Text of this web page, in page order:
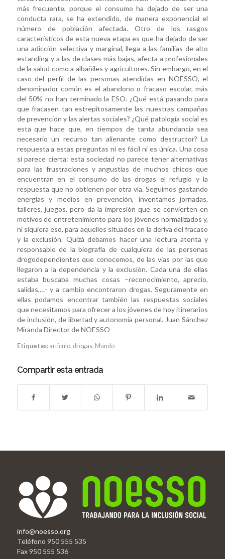
más frecuente, porque el consumo ha dejado de ser una
conducta rara, se ha extendido, de manera exponencial el
número de población afectada. Otro de los rasgos
característicos de esta nueva etapa es que ha dejado de ser
una adicción selectiva y marginal, llega a las familias de alto
estanding y a las de clases más bajas, afecta a profesionales
de la salud como a albañiles y agricultores. Sin embargo, en el
caso del perfil de las personas atendidas en NOESSO, el
denominador común es el abandono o fracaso escolar, más
del 50% no han terminado la ESO. ¿Qué está pasando para
que fracasen tan estrepitosamente las nuestras campañas
de prevención y las alertas sociales? ¿Qué patología social es
esta que hace que, en tiempos de tanta abundancia sea
necesario un recurso tan alienante como destructor? La
respuesta a estas preguntas ni es fácil ni es única. Una cosa
sí parece cierta: esta sociedad no parece tener alternativas
para las frustraciones y angustias de muchos chicos que
encuentran en el consumo de las drogas el refugio y la
respuesta que no obtienen por otra vía. Seguimos gastando
energías y medios en prevención, inventamos jornadas,
talleres, juegos, pero da la impresión que se convierten en
motivos de entretenimiento para los jóvenes normalizados y,
ni siquiera eso, para aquellos situados en la deriva del fracaso
y la exclusión. Quizá debamos hacer una lectura atenta y
responsable de la biografía de cualquiera de las personas
drogodependientes que conocemos, de las vías por las que
llegaron a la dependencia y la exclusión. Cada una de ellas
estaba buscaba muchas cosas –reconocimiento, aprecio,
salidas,…- y a cambio encontraron drogas. Seguramente en
ellas podamos encontrar también las respuestas sociales
que necesitamos para ofrecer a los jóvenes de hoy itinerarios
de inclusión, de libertad y autonomía personal. Juan Sánchez
Miranda Director de NOESSO
Etiquetas: artículo, drogas, Mundo
Compartir esta entrada
info@noesso.org
Teléfono 950 555 535
Fax 950 555 536